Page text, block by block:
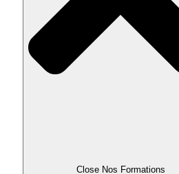
Close Nos Formations